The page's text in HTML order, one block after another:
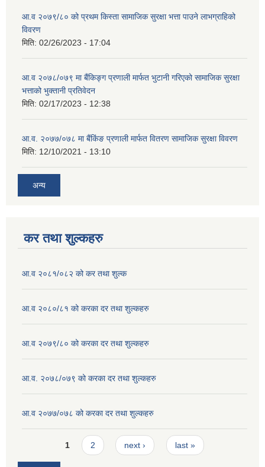
आ.व २०७९/८० को प्रथम किस्ता सामाजिक सुरक्षा भत्ता पाउने लाभग्राहिको
विवरण
मिति: 02/26/2023 - 17:04
आ.व २०७८/०७९ मा बैंकिङ्ग प्रणाली मार्फत भुटानी गरिएको सामाजिक सुरक्षा
भत्ताको भुक्तानी प्रतिवेदन
मिति: 02/17/2023 - 12:38
आ.व. २०७७/०७८ मा बैंकिंङ प्रणाली मार्फत वितरण सामाजिक सुरक्षा विवरण
मिति: 12/10/2021 - 13:10
अन्य
कर तथा शुल्कहरु
आ.व २०८१/०८२ को कर तथा शुल्क
आ.व २०८०/८१ को करका दर तथा शुल्कहरु
आ.व २०७९/८० को करका दर तथा शुल्कहरु
आ.व. २०७८/०७९ को करका दर तथा शुल्कहरु
आ.व २०७७/०७८ को करका दर तथा शुल्कहरु
Pages1 2 next › last »